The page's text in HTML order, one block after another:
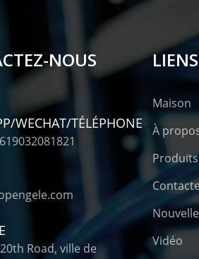
NOUS
WECHAT/TÉLÉPHONE
Road, ville de
Maison
À
Produits
Vidéo